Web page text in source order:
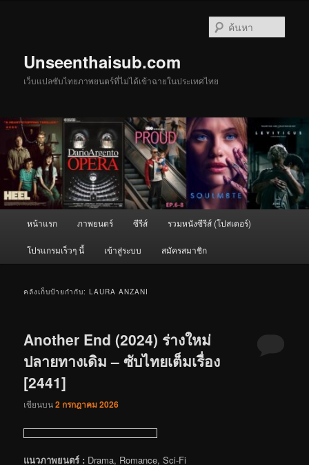
Unseenthaisub.com
เว็บแปลซับไทยภาพยนตร์ที่ไม่ได้เข้าฉายในประเทศไทย
หน้าแรก ภาพยนตร์ ซีรีส์ รวมหนังซีรีส์ (โปสเตอร์)
โปรแกรมเร็วๆ นี้ เข้าสู่ระบบ สมัครสมาชิก
คลังเก็บป้ายกำกับ:LAURA ANZANI
Another End (2024) ร่างใหม่
ปลายทางเดิม – ซับไทยเต็มเรื่อง
[2441]
เขียนบน2 กรกฎาคม 2026
แนวภาพยนตร์ : Drama, Romance, Sci-Fi